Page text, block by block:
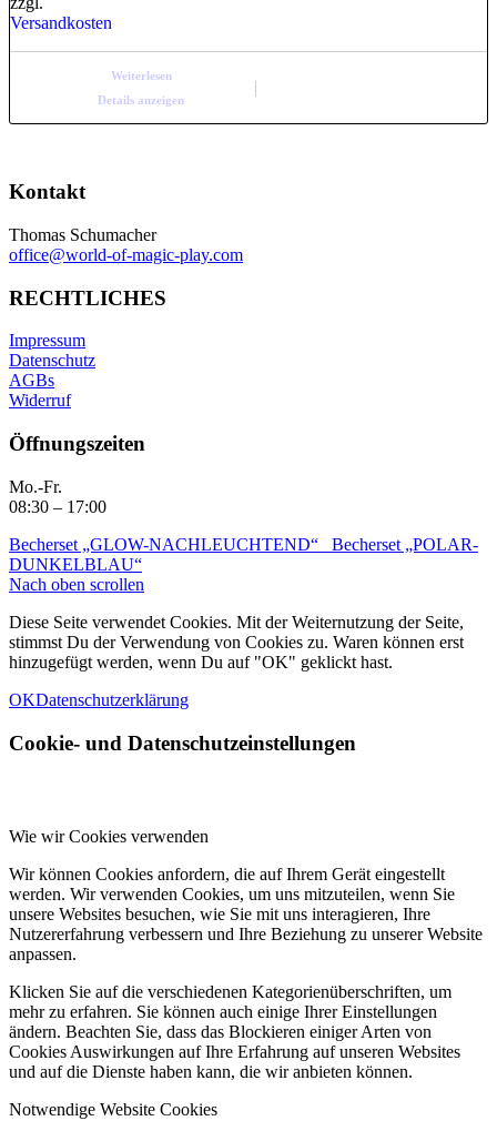
Versandkosten
Weiterlesen
Details anzeigen
Kontakt
Thomas Schumacher
office@world-of-magic-play.com
RECHTLICHES
Impressum
Datenschutz
AGBs
Widerruf
Öffnungszeiten
Mo.-Fr.
08:30 – 17:00
Becherset „GLOW-NACHLEUCHTEND“
Becherset „POLAR-
DUNKELBLAU“
Nach oben scrollen
Diese Seite verwendet Cookies. Mit der Weiternutzung der Seite,
stimmst Du der Verwendung von Cookies zu. Waren können erst
hinzugefügt werden, wenn Du auf "OK" geklickt hast.
OKDatenschutzerklärung
Cookie- und Datenschutzeinstellungen
Wie wir Cookies verwenden
Wir können Cookies anfordern, die auf Ihrem Gerät eingestellt
werden. Wir verwenden Cookies, um uns mitzuteilen, wenn Sie
unsere Websites besuchen, wie Sie mit uns interagieren, Ihre
Nutzererfahrung verbessern und Ihre Beziehung zu unserer Website
anpassen.
Klicken Sie auf die verschiedenen Kategorienüberschriften, um
mehr zu erfahren. Sie können auch einige Ihrer Einstellungen
ändern. Beachten Sie, dass das Blockieren einiger Arten von
Cookies Auswirkungen auf Ihre Erfahrung auf unseren Websites
und auf die Dienste haben kann, die wir anbieten können.
Notwendige Website Cookies